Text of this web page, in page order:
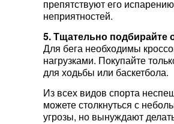
препятствуют его
неприятностей.
5. Тщательно подбирайте
Для бега необходимы
нагрузками. Покупайте
для ходьбы или баскетбола.
Из всех видов спорта
можете столкнуться с
угрозы, но вынуждают